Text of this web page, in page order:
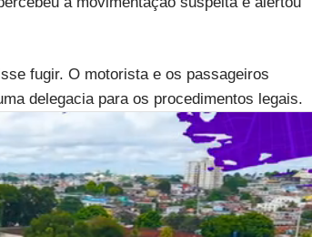
fugir. O motorista e os passageiros
delegacia para os procedimentos legais.